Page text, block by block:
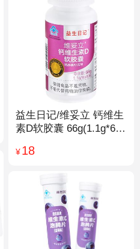
益生日记/维妥立 钙维生
素D软胶囊 66g(1.1g*60
¥18